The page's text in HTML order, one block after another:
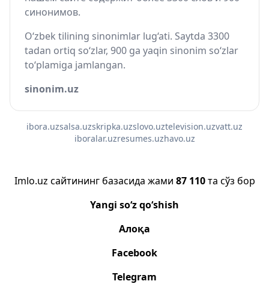
синонимов.
O‘zbek tilining sinonimlar lug‘ati. Saytda 3300
tadan ortiq so‘zlar, 900 ga yaqin sinonim so‘zlar
to‘plamiga jamlangan.
sinonim.uz
ibora.uzsalsa.uzskripka.uzslovo.uztelevision.uzvatt.uz
iboralar.uzresumes.uzhavo.uz
Imlo.uz сайтининг базасида жами 87 110та сўз бор
Yangi so‘z qo‘shish
Алоқа
Facebook
Telegram